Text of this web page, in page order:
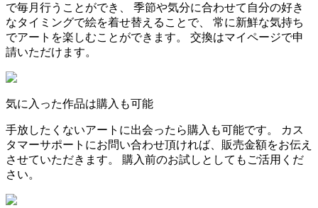
で毎月行うことができ、 季節や気分に合わせて自分の好き
なタイミングで絵を着せ替えることで、 常に新鮮な気持ち
でアートを楽しむことができます。 交換はマイページで申
請いただけます。
気に入った作品は購入も可能
手放したくないアートに出会ったら購入も可能です。 カス
タマーサポートにお問い合わせ頂ければ、販売金額をお伝え
させていただきます。 購入前のお試しとしてもご活用くだ
さい。